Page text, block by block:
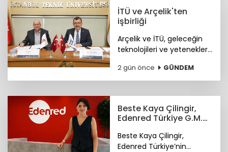
buluyor.
İTÜ ve Arçelik'ten
işbirliği
Arçelik ve İTÜ, geleceğin
teknolojileri ve yetenekleri
2 gün önce GÜNDEM
Beste Kaya Çilingir,
Edenred Türkiye G.M.Y.
Beste Kaya Çilingir,
Edenred Türkiye’nin